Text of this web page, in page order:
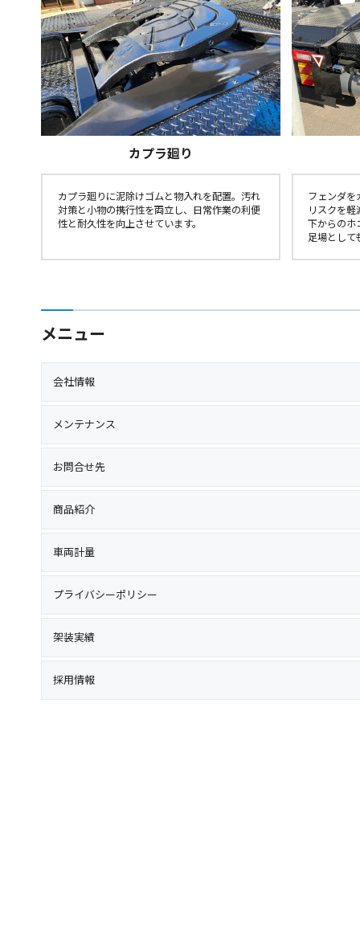
カプラ廻り
カプラ廻りに泥除けゴムと物入れを配置。汚れ
対策と小物の携行性を両立し、日常作業の利便
性と耐久性を向上させています。
フェンダを
リスクを
下からのホ
足場として
メニュー
会社情報
メンテナンス
お問合せ先
商品紹介
車両計量
プライバシーポリシー
架装実績
採用情報